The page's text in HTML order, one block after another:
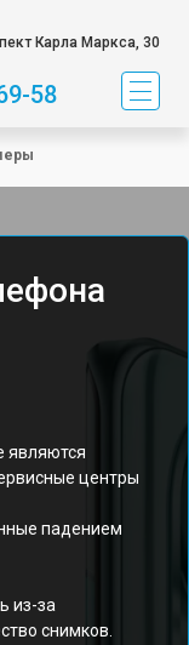
Карла Маркса, 30
58
являются
центры
падением
из-за
снимков.